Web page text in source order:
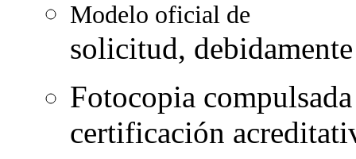
Modelo oficial de
solicitud,
Fotocopia
certificación